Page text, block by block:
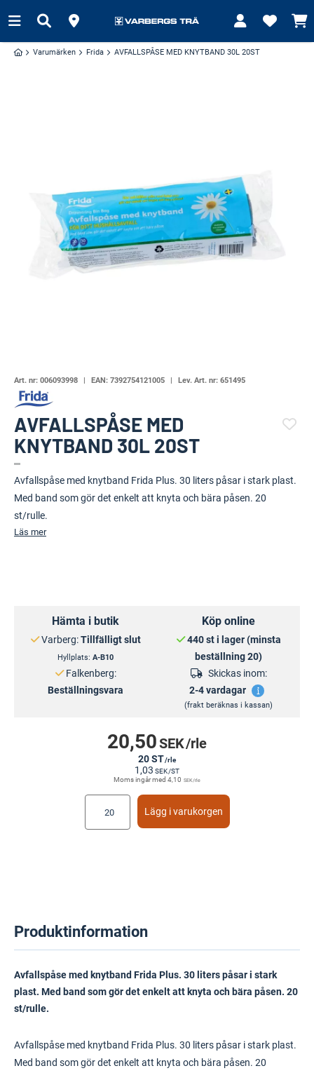
Varumärken Frida AVFALLSPÅSE MED KNYTBAND 30L 20ST
Art. nr: 006093998 EAN: 7392754121005 Lev. Art. nr: 651495
AVFALLSPÅSE MED
KNYTBAND 30L 20ST
Avfallspåse med knytband Frida Plus. 30 liters påsar i stark plast.
Med band som gör det enkelt att knyta och bära påsen. 20
st/rulle.
Läs mer
Hämta i butik
Varberg: Tillfälligt slut
Hyllplats: A-B10
Falkenberg:
Beställningsvara
Köp online
440 st i lager (minsta
beställning 20)
Skickas inom:
2-4 vardagar
(frakt beräknas i kassan)
20,50SEK/rle
20 ST/rle
1,03 SEK /ST
Moms ingår med 4,10 SEK/rle
Lägg i varukorgen
Produktinformation
Avfallspåse med knytband Frida Plus. 30 liters påsar i stark
plast. Med band som gör det enkelt att knyta och bära påsen. 20
st/rulle.
Avfallspåse med knytband Frida Plus. 30 liters påsar i stark plast.
Med band som gör det enkelt att knyta och bära påsen. 20